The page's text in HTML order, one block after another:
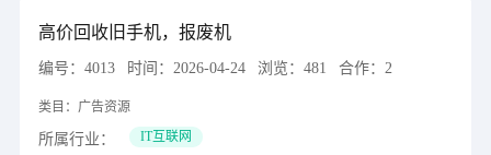
高价回收旧手机，报废机
编号： 4013 时间： 2026-04-24 浏览： 481 合作： 2
类目： 广告资源
所属行业： IT互联网